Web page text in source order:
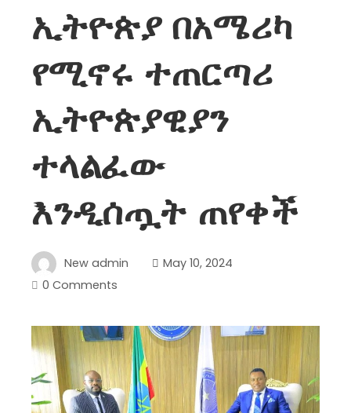
ኢትዮጵያ በአሜሪካ
የሚኖሩ ተጠርጣሪ
ኢትዮጵያዊያን
ተላልፈው
እንዲሰጧት ጠየቀች
New admin
May 10, 2024
0 Comments